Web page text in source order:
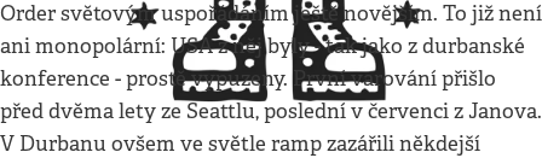
Order světovým uspořádáním ještě novějším. To již není
ani monopolární: USA z něj byly - tak jako z durbanské
konference - prostě vypuzeny. První varování přišlo
před dvěma lety ze Seattlu, poslední v červenci z Janova.
V Durbanu ovšem ve světle ramp zazářili někdejší